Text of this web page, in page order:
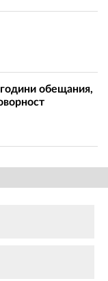
обещания,